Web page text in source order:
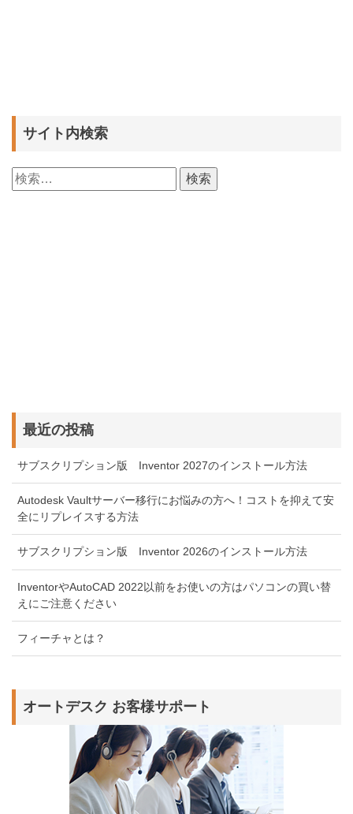
サイト内検索
検
索:
最近の投稿
サブスクリプション版 Inventor 2027のインストール方法
Autodesk Vaultサーバー移行にお悩みの方へ！コストを抑えて安
全にリプレイスする方法
サブスクリプション版 Inventor 2026のインストール方法
InventorやAutoCAD 2022以前をお使いの方はパソコンの買い替
えにご注意ください
フィーチャとは？
オートデスク お客様サポート